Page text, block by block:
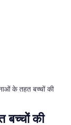
के तहत बच्चों की
बच्चों की